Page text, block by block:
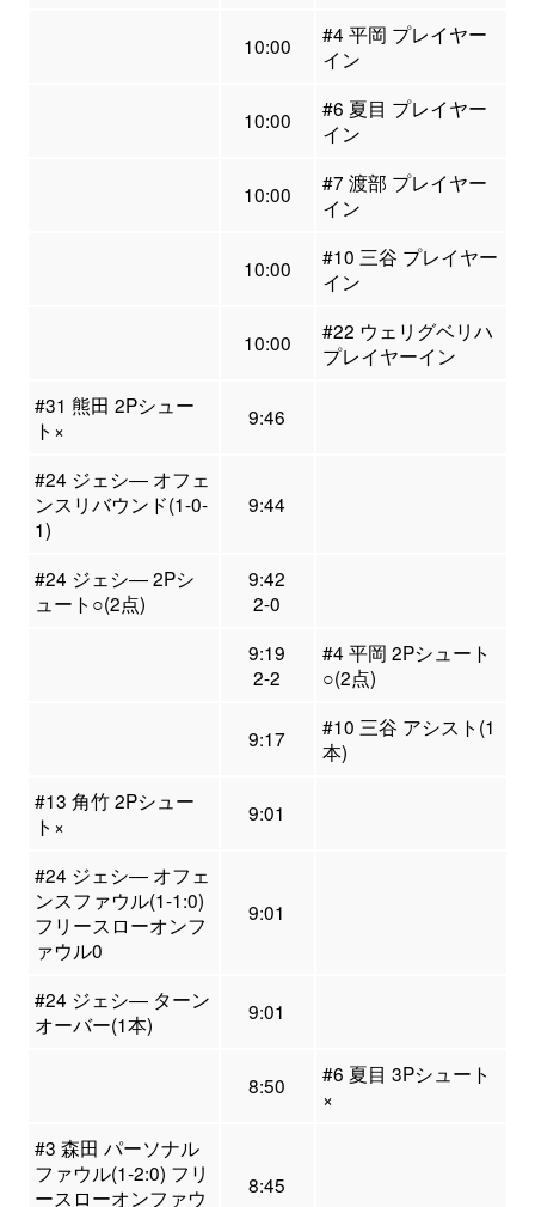
10:00
#4 平岡 プレイヤー
イン
10:00
#6 夏目 プレイヤー
イン
10:00
#7 渡部 プレイヤー
イン
10:00
#10 三谷 プレイヤー
イン
10:00
#22 ウェリグベリハ
プレイヤーイン
#31 熊田 2Pシュー
ト×
9:46
#24 ジェシ― オフェ
ンスリバウンド(1-0-
1)
9:44
#24 ジェシ― 2Pシ
ュート○(2点)
9:42
2-0
9:19
2-2
#4 平岡 2Pシュート
○(2点)
9:17
#10 三谷 アシスト(1
本)
#13 角竹 2Pシュー
ト×
9:01
#24 ジェシ― オフェ
ンスファウル(1-1:0)
フリースローオンフ
ァウル0
9:01
#24 ジェシ― ターン
オーバー(1本)
9:01
8:50
#6 夏目 3Pシュート
×
#3 森田 パーソナル
ファウル(1-2:0) フリ
ースローオンファウ
8:45